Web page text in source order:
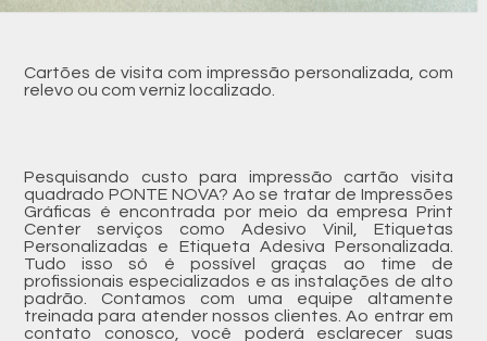
Cartões de visita com impressão personalizada, com
relevo ou com verniz localizado.
Pesquisando custo para impressão cartão visita
quadrado PONTE NOVA? Ao se tratar de Impressões
Gráficas é encontrada por meio da empresa Print
Center serviços como Adesivo Vinil, Etiquetas
Personalizadas e Etiqueta Adesiva Personalizada.
Tudo isso só é possível graças ao time de
profissionais especializados e as instalações de alto
padrão. Contamos com uma equipe altamente
treinada para atender nossos clientes. Ao entrar em
contato conosco, você poderá esclarecer suas